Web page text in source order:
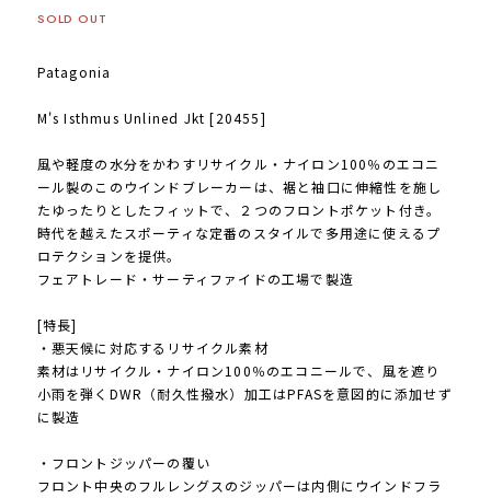
SOLD OUT
Patagonia
M's Isthmus Unlined Jkt [20455]
風や軽度の水分をかわすリサイクル・ナイロン100％のエコニ
ール製のこのウインドブレーカーは、裾と袖口に伸縮性を施し
たゆったりとしたフィットで、２つのフロントポケット付き。
時代を越えたスポーティな定番のスタイルで多用途に使えるプ
ロテクションを提供。
フェアトレード・サーティファイドの工場で製造
[特長]
・悪天候に対応するリサイクル素材
素材はリサイクル・ナイロン100％のエコニールで、風を遮り
小雨を弾くDWR（耐久性撥水）加工はPFASを意図的に添加せず
に製造
・フロントジッパーの覆い
フロント中央のフルレングスのジッパーは内側にウインドフラ